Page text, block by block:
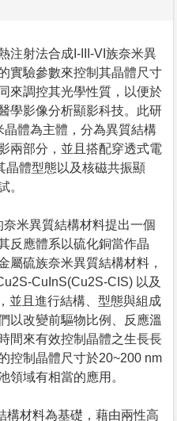
注射法合成I-III-VI族奈米異
實驗參數來控制其晶體尺寸
來調控其光學性質，以便於
學影像分析顯影科技。此研
體為主體，分為異質結構
兩部分，並且搭配穿透式電
晶體型態以及核磁共振顯
。
米異質結構材料提出一個
反應體系以硫化銅當作晶
屬硫族奈米異質結構材料，
CuInS(Cu2S-CIS) 以及
並且進行結構、型態與組成
以改變前驅物比例、反應溫
間來有效控制晶體之生長長
控制晶體尺寸於20~200 nm
領域有相當的應用。
構材料為基礎，藉由兩性高